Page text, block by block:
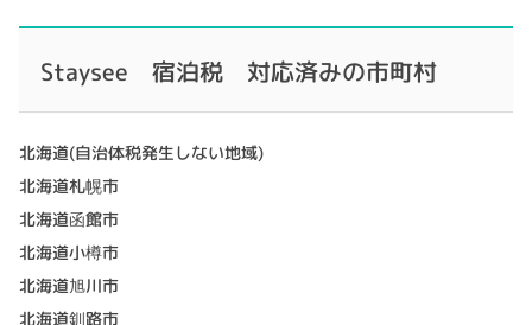
Staysee 宿泊税 対応済みの市町村
北海道(自治体税発生しない地域)
北海道札幌市
北海道函館市
北海道小樽市
北海道旭川市
北海道釧路市